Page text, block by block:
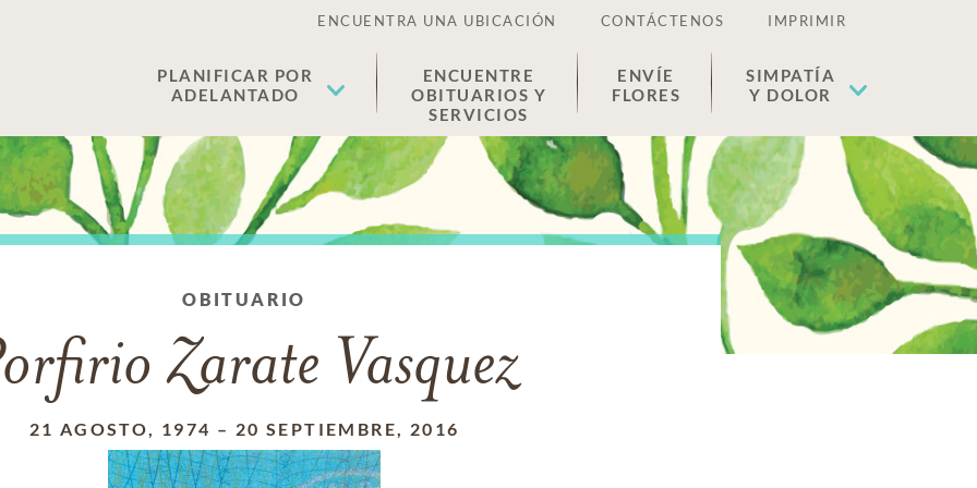
ENCUENTRA UNA UBICACIÓN CONTÁCTENOS IMPRIMIR
PLANIFICAR POR
ADELANTADO
ENCUENTRE
OBITUARIOS Y
SERVICIOS
ENVÍE
FLORES
SIMPATÍA
Y DOLOR
OBITUARIO
Zarate Vasquez
21 AGOSTO, 1974 – 20 SEPTIEMBRE, 2016